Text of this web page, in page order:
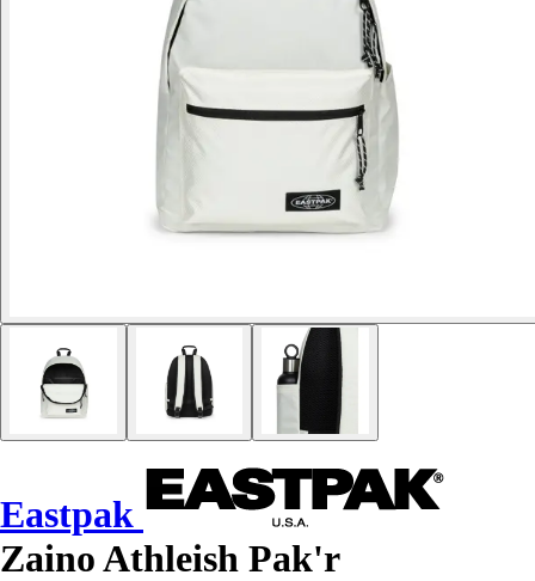
Eastpak
Zaino Athleish Pak'r